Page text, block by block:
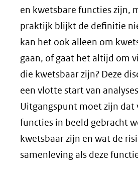
en kwetsbare functies zijn,
praktijk blijkt de definitie
kan het ook alleen om
gaan, of gaat het altijd om
die kwetsbaar zijn? Deze
een vlotte start van
Uitgangspunt moet zijn dat
functies in beeld gebracht
kwetsbaar zijn en wat de
samenleving als deze